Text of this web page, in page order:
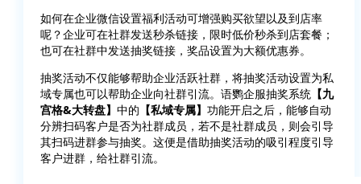
如何在企业微信设置福利活动可增强购买欲望以及到店率
呢？企业可在社群发送秒杀链接，限时低价秒杀到店套餐；
也可在社群中发送抽奖链接，奖品设置为大额优惠券。
抽奖活动不仅能够帮助企业活跃社群，将抽奖活动设置为私
域专属也可以帮助企业向社群引流。语鹦企服抽奖系统 【九
宫格&大转盘】 中的 【私域专属】 功能开启之后，能够自动
分辨扫码客户是否为社群成员，若不是社群成员，则会引导
其扫码进群参与抽奖。这便是借助抽奖活动的吸引程度引导
客户进群，给社群引流。